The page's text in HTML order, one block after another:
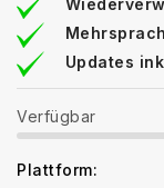
Updates
Verfügbar
Plattform: